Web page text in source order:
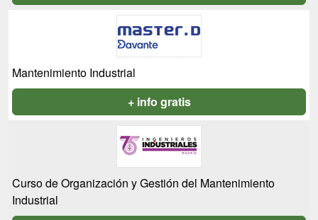
Mantenimiento Industrial
+ info gratis
Curso de Organización y Gestión del Mantenimiento
Industrial